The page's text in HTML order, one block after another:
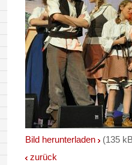
Bild herunterladen
(135
zurück